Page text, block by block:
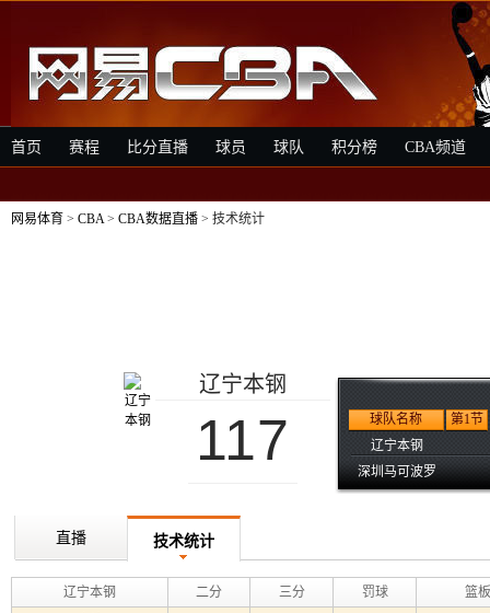
首页 赛程 比分直播 球员 球队 积分榜 CBA频道
网易体育 > CBA> CBA数据直播 > 技术统计
辽宁本钢
117 球队名称
第1节
辽宁本钢
深圳马可波罗
直播 技术统计
辽宁本钢 二分 三分 罚球
篮